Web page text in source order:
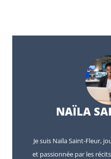
NAÏLA
Je suis Naïla Saint-Fleur,
et passionnée par les